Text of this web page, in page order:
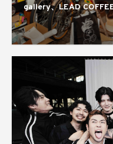
gallery、LEAD